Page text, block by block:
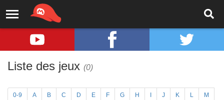
Liste des jeux (0)
0-9 A B C D E F G H J K L M